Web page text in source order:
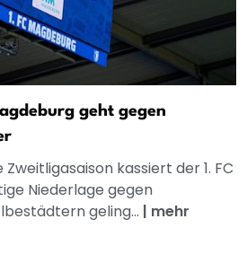
geht gegen
kassiert der 1. FC
Niederlage gegen
geling... | mehr